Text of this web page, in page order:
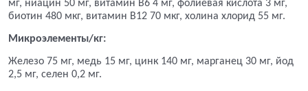
мг, ниацин 50 мг, витамин В6 4 мг, фолиевая кислота 3 мг,
биотин 480 мкг, витамин В12 70 мкг, холина хлорид 55 мг.
Микроэлементы/кг:
Железо 75 мг, медь 15 мг, цинк 140 мг, марганец 30 мг, йод
2,5 мг, селен 0,2 мг.